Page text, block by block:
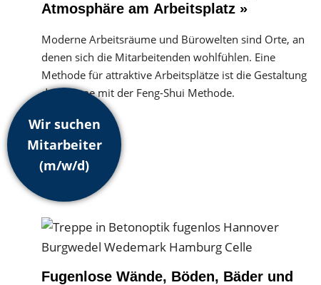
Atmosphäre am Arbeitsplatz »
Moderne Arbeitsräume und Bürowelten sind Orte, an
denen sich die Mitarbeitenden wohlfühlen. Eine
Methode für attraktive Arbeitsplätze ist die Gestaltung
der Räume mit der Feng-Shui Methode.
Fugenlose Wände, Böden, Bäder und
Wir suchen
Mitarbeiter
(m/w/d)